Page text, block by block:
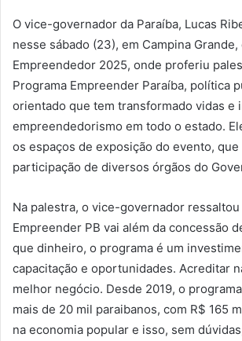
O vice-governador da Paraíba, Lucas
nesse sábado (23), em Campina Grande,
Empreendedor 2025, onde proferiu
Programa Empreender Paraíba, política
orientado que tem transformado vidas e
empreendedorismo em todo o estado.
os espaços de exposição do evento,
participação de diversos órgãos do
Na palestra, o vice-governador ressaltou
Empreender PB vai além da concessão
que dinheiro, o programa é um
capacitação e oportunidades. Acreditar
melhor negócio. Desde 2019, o
mais de 20 mil paraibanos, com R$ 165
na economia popular e isso, sem